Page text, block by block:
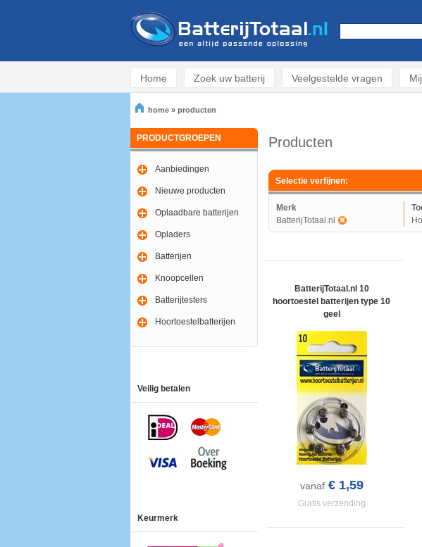
Home Zoek uw batterij Veelgestelde vragen
home » producten
PRODUCTGROEPEN
Aanbiedingen
Nieuwe producten
Oplaadbare batterijen
Opladers
Batterijen
Knoopcellen
Batterijtesters
Hoortoestelbatterijen
Veilig betalen
Keurmerk
Producten
Selectie verfijnen:
Merk
BatterijTotaal.nl
BatterijTotaal.nl 10
hoortoestel batterijen type 10
geel
vanaf € 1,59
Gratis verzending